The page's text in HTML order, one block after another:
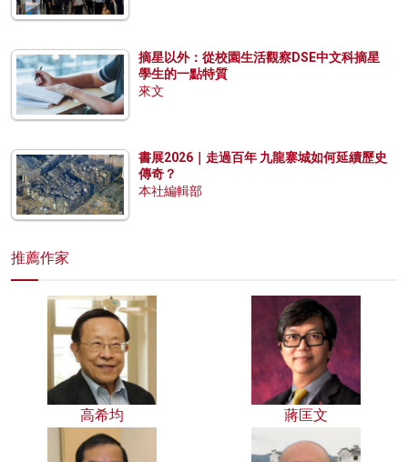
摘星以外：從校園生活觀察DSE中文科摘星
學生的一點特質
來文
書展2026｜走過百年 九龍寨城如何延續歷史
傳奇？
本社編輯部
推薦作家
高希均 蔣匡文